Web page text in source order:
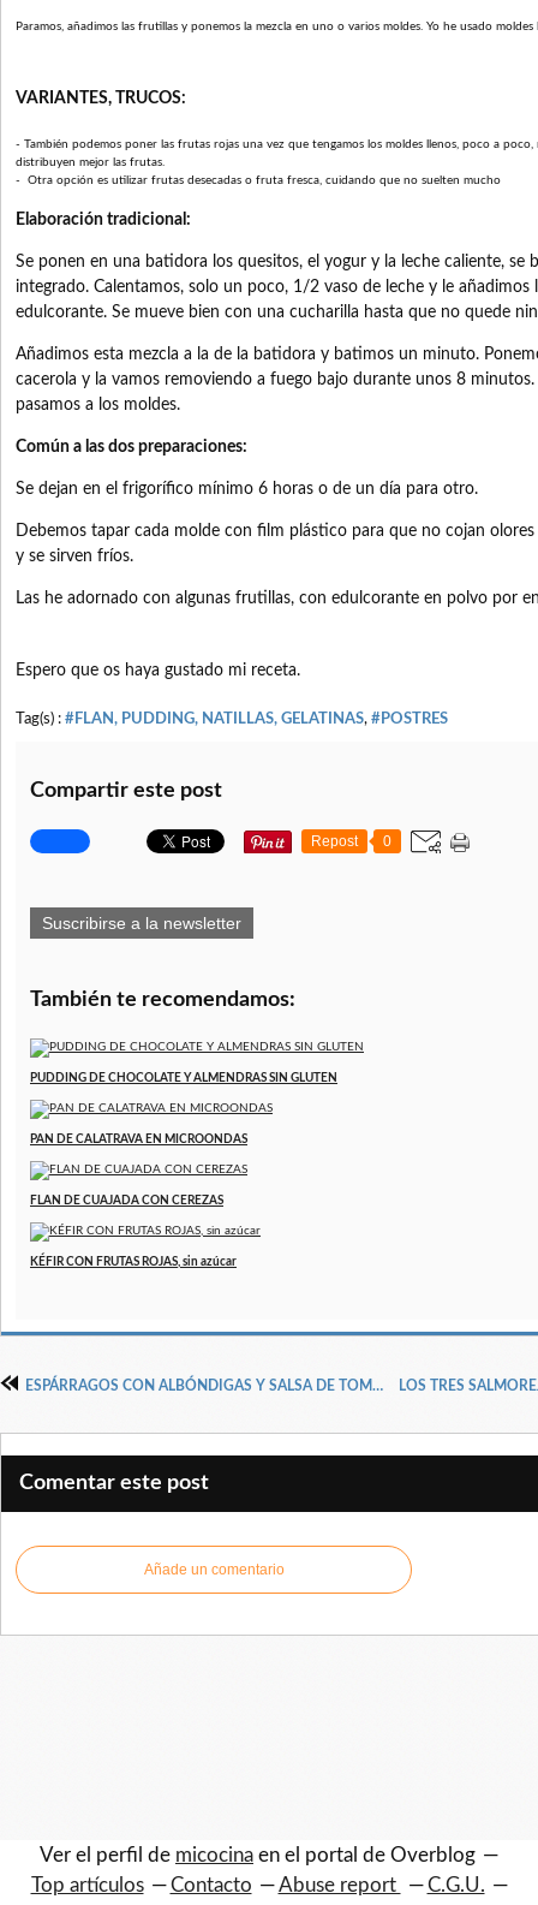
Paramos, añadimos las frutillas y ponemos la mezcla en uno o varios moldes. Yo he usado moldes
VARIANTES, TRUCOS:
- También podemos poner las frutas rojas una vez que tengamos los moldes llenos, poco a poco,
distribuyen mejor las frutas.
- Otra opción es utilizar frutas desecadas o fruta fresca, cuidando que no suelten mucho
Elaboración tradicional:
Se ponen en una batidora los quesitos, el yogur y la leche caliente, se
integrado. Calentamos, solo un poco, 1/2 vaso de leche y le añadimos
edulcorante. Se mueve bien con una cucharilla hasta que no quede
Añadimos esta mezcla a la de la batidora y batimos un minuto.
cacerola y la vamos removiendo a fuego bajo durante unos 8
pasamos a los moldes.
Común a las dos preparaciones:
Se dejan en el frigorífico mínimo 6 horas o de un día para otro.
Debemos tapar cada molde con film plástico para que no cojan
y se sirven fríos.
Las he adornado con algunas frutillas, con edulcorante en polvo por
Espero que os haya gustado mi receta.
Tag(s) : #FLAN, PUDDING, NATILLAS, GELATINAS, #POSTRES
Compartir este post
Repost 0
Suscribirse a la newsletter
También te recomendamos:
PUDDING DE CHOCOLATE Y ALMENDRAS SIN GLUTEN
PAN DE CALATRAVA EN MICROONDAS
FLAN DE CUAJADA CON CEREZAS
KÉFIR CON FRUTAS ROJAS, sin azúcar
ESPÁRRAGOS CON ALBÓNDIGAS Y SALSA DE TOMATE CASERA CON ALBAHACA
Comentar este post
Añade un comentario
Ver el perfil de micocina en el portal de Overblog
Top artículos
Contacto Abuse report C.G.U.